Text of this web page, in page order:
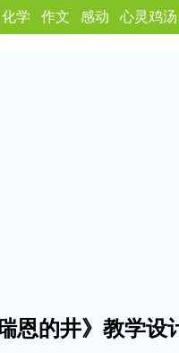
化学 作文 感动 心灵鸡汤
瑞恩的井》教学设